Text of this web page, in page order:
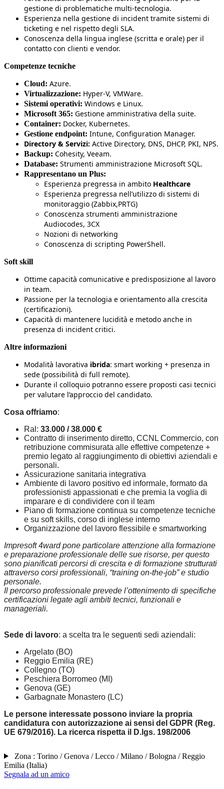
gestione di problematiche multi‑tecnologia.
Esperienza nella gestione di incident tramite sistemi di
ticketing e nel rispetto degli SLA.
Conoscenza della lingua inglese (scritta e orale) per il
contatto con clienti e vendor.
Competenze tecniche
Cloud: Azure.
Virtualizzazione: Hyper‑V, VMWare.
Sistemi operativi: Windows e Linux.
Microsoft 365: Gestione amministrativa della suite.
Container: Docker, Kubernetes.
Gestione endpoint: Intune, Configuration Manager.
Directory & Servizi: Active Directory, DNS, DHCP, PKI, NPS.
Backup: Cohesity, Veeam.
Database: Strumenti amministrazione Microsoft SQL.
Rappresentano un Plus:
Esperienza pregressa in ambito Healthcare
Esperienza pregressa nell’utilizzo di sistemi di
monitoraggio (Zabbix,PRTG)
Conoscenza strumenti amministrazione
Audiocodes, 3CX
Nozioni di networking
Conoscenza di scripting PowerShell.
Soft skill
Ottime capacità comunicative e predisposizione al lavoro
in team.
Passione per la tecnologia e orientamento alla crescita
(certificazioni).
Capacità di mantenere lucidità e metodo anche in
presenza di incident critici.
Altre informazioni
Modalità lavorativa ibrida: smart working + presenza in
sede (possibilità di full remote).
Durante il colloquio potranno essere proposti casi tecnici
per valutare l’approccio del candidato.
Cosa offriamo:
Ral: 33.000 / 38.000 €
Contratto di inserimento diretto, CCNL Commercio, con
retribuzione commisurata alle effettive competenze +
premio legato al raggiungimento di obiettivi aziendali e
personali.
Assicurazione sanitaria integrativa
Ambiente di lavoro positivo ed informale, formato da
professionisti appassionati e che premia la voglia di
imparare e di condividere con il team
Piano di formazione continua su competenze tecniche
e su soft skills, corso di inglese interno
Organizzazione del lavoro flessibile e smartworking
Impresoft 4ward pone particolare attenzione alla formazione
e preparazione professionale delle sue risorse, per questo
sono pianificati percorsi di crescita e di formazione strutturati
attraverso corsi professionali, “training on-the-job” e studio
personale.
Il percorso professionale prevede l’ottenimento di specifiche
certificazioni legate agli ambiti tecnici, funzionali e
manageriali.
Sede di lavoro: a scelta tra le seguenti sedi aziendali:
Argelato (BO)
Reggio Emilia (RE)
Collegno (TO)
Peschiera Borromeo (MI)
Genova (GE)
Garbagnate Monastero (LC)
Le persone interessate possono inviare la propria
candidatura con autorizzazione ai sensi del GDPR (Reg.
UE 679/2016). La ricerca rispetta il D.lgs. 198/2006
Zona : Torino / Genova / Lecco / Milano / Bologna / Reggio
Emilia (Italia)
Segnala ad un amico